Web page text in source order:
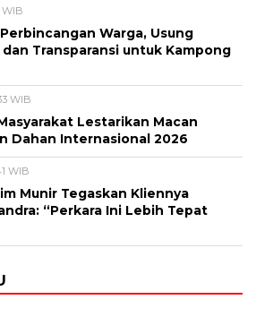
WIB
Warga, Usung
Transparansi untuk Kampong
WIB
Lestarikan Macan
Dahan Internasional 2026
WIB
Munir Tegaskan Kliennya
“Perkara Ini Lebih Tepat